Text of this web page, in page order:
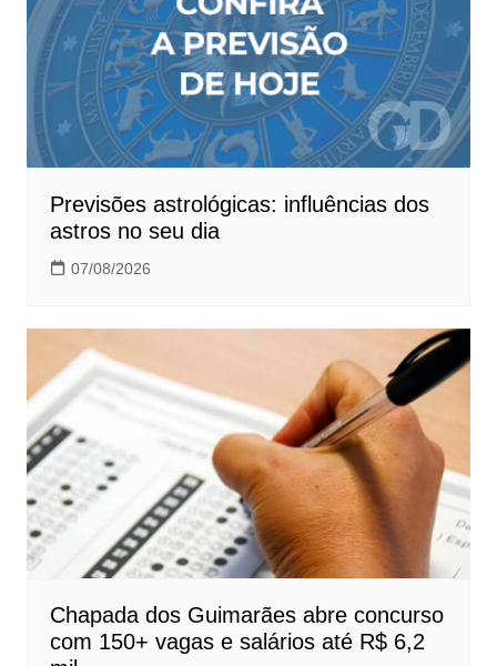
Previsões astrológicas: influências dos
astros no seu dia
07/08/2026
Chapada dos Guimarães abre concurso
com 150+ vagas e salários até R$ 6,2